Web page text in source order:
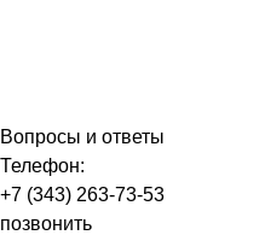
Вопросы и ответы
Телефон:
+7 (343) 263-73-53
позвонить